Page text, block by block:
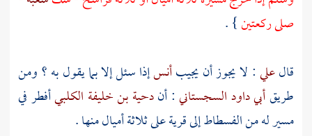
صلى ركعتين} .
قالعلي: لا يجوز أن يجيبأنسإذا سئل إلا بما يقول به ؟ ومن
طريقأبي داود السجستاني: أندحية بن خليفة الكلبيأفطر في
مسير له منالفسطاطإلى قرية على ثلاثة أميال منها .